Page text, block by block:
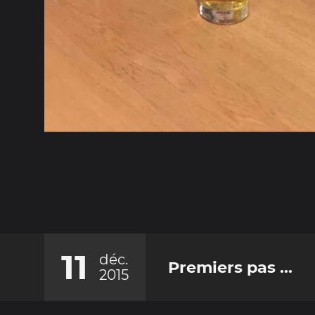
11
déc.
2015
Premiers pas ...